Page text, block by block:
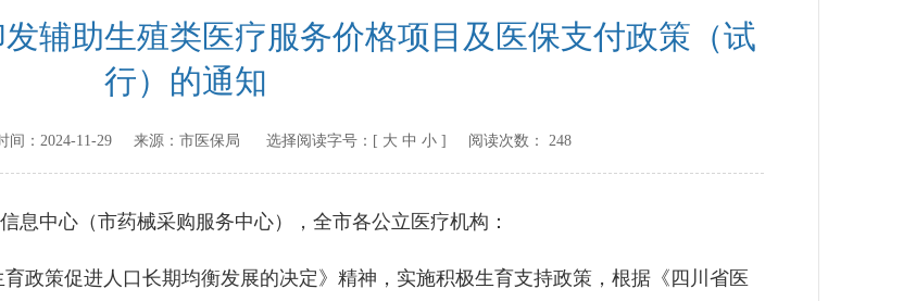
辅助生殖类医疗服务价格项目及医保支付政策（试
行）的通知
间： 2024-11-29 来源： 市医保局 选择阅读字号：[ 大 中 小 ] 阅读次数： 248
息中心（市药械采购服务中心），全市各公立医疗机构：
策促进人口长期均衡发展的决定》精神，实施积极生育支持政策，根据《四川省医